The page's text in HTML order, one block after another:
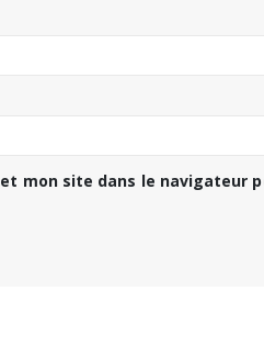
mon site dans le navigateur